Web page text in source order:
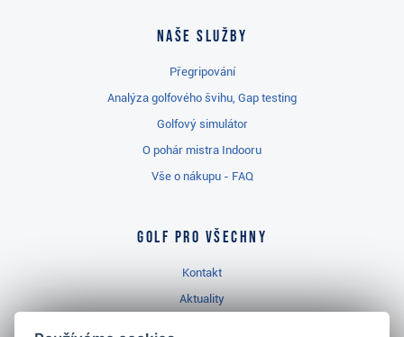
Naše služby
Přegripování
Analýza golfového švihu, Gap testing
Golfový simulátor
O pohár mistra Indooru
Vše o nákupu - FAQ
Golf pro všechny
Kontakt
Aktuality